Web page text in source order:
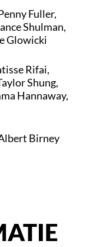
Fuller,
Shulman,
Glowicki
Rifai,
Shung,
Hannaway,
Birney